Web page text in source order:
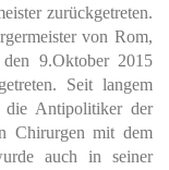
zurückgetreten.
von Rom,
9.Oktober 2015
Seit langem
die Antipolitiker der
Chirurgen mit dem
auch in seiner